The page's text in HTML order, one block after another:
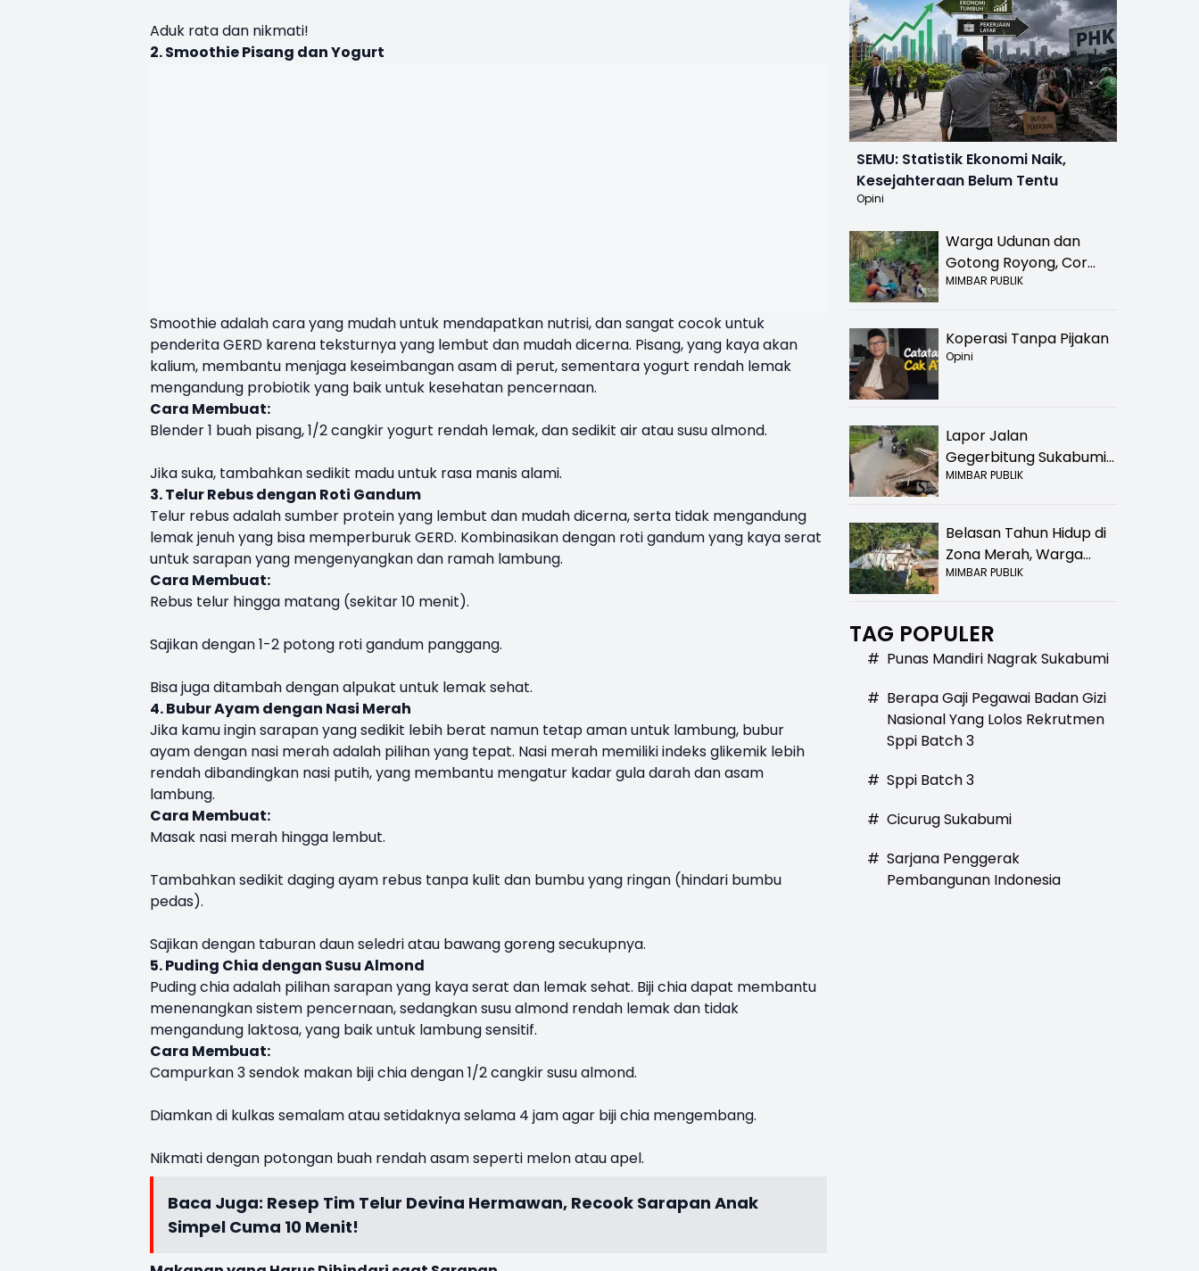
Aduk rata dan nikmati!
2. Smoothie Pisang dan Yogurt
Smoothie adalah cara yang mudah untuk mendapatkan nutrisi, dan sangat cocok untuk
penderita GERD karena teksturnya yang lembut dan mudah dicerna. Pisang, yang kaya akan
kalium, membantu menjaga keseimbangan asam di perut, sementara yogurt rendah lemak
mengandung probiotik yang baik untuk kesehatan pencernaan.
Cara Membuat:
Blender 1 buah pisang, 1/2 cangkir yogurt rendah lemak, dan sedikit air atau susu almond.
Jika suka, tambahkan sedikit madu untuk rasa manis alami.
3. Telur Rebus dengan Roti Gandum
Telur rebus adalah sumber protein yang lembut dan mudah dicerna, serta tidak mengandung
lemak jenuh yang bisa memperburuk GERD. Kombinasikan dengan roti gandum yang kaya serat
untuk sarapan yang mengenyangkan dan ramah lambung.
Cara Membuat:
Rebus telur hingga matang (sekitar 10 menit).
Sajikan dengan 1-2 potong roti gandum panggang.
Bisa juga ditambah dengan alpukat untuk lemak sehat.
4. Bubur Ayam dengan Nasi Merah
Jika kamu ingin sarapan yang sedikit lebih berat namun tetap aman untuk lambung, bubur
ayam dengan nasi merah adalah pilihan yang tepat. Nasi merah memiliki indeks glikemik lebih
rendah dibandingkan nasi putih, yang membantu mengatur kadar gula darah dan asam
lambung.
Cara Membuat:
Masak nasi merah hingga lembut.
Tambahkan sedikit daging ayam rebus tanpa kulit dan bumbu yang ringan (hindari bumbu
pedas).
Sajikan dengan taburan daun seledri atau bawang goreng secukupnya.
5. Puding Chia dengan Susu Almond
Puding chia adalah pilihan sarapan yang kaya serat dan lemak sehat. Biji chia dapat membantu
menenangkan sistem pencernaan, sedangkan susu almond rendah lemak dan tidak
mengandung laktosa, yang baik untuk lambung sensitif.
Cara Membuat:
Campurkan 3 sendok makan biji chia dengan 1/2 cangkir susu almond.
Diamkan di kulkas semalam atau setidaknya selama 4 jam agar biji chia mengembang.
Nikmati dengan potongan buah rendah asam seperti melon atau apel.
Baca Juga: Resep Tim Telur Devina Hermawan, Recook Sarapan Anak
Simpel Cuma 10 Menit!
SEMU: Statistik Ekonomi Naik,
Kesejahteraan Belum Tentu
Opini
Warga Udunan dan
Gotong Royong, Cor
Jalan Hancur di
MIMBAR PUBLIK
Koperasi Tanpa Pijakan
Opini
Lapor Jalan
Gegerbitung Sukabumi
Bolong! Bahaya Bagi
MIMBAR PUBLIK
Belasan Tahun Hidup di
Zona Merah, Warga
Kampung Nangewer
Relokasi
MIMBAR PUBLIK
TAG POPULER
# Punas Mandiri Nagrak Sukabumi
# Berapa Gaji Pegawai Badan Gizi
Nasional Yang Lolos Rekrutmen
Sppi Batch 3
# Sppi Batch 3
# Cicurug Sukabumi
# Sarjana Penggerak
Pembangunan Indonesia